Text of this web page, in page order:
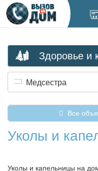
новое
Здоровье и
Медсестра
Все
Уколы и
Уколы и капельницы на